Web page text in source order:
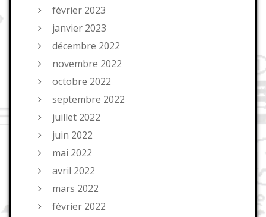
février 2023
janvier 2023
décembre 2022
novembre 2022
octobre 2022
septembre 2022
juillet 2022
juin 2022
mai 2022
avril 2022
mars 2022
février 2022